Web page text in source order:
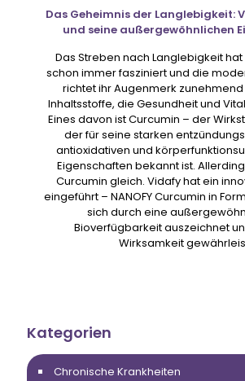
Das Geheimnis der Langlebigkeit:
und seine außergewöhnlichen
Das Streben nach Langlebigkeit
schon immer fasziniert und die
richtet ihr Augenmerk
Inhaltsstoffe, die Gesundheit und
Eines davon ist Curcumin – der
der für seine starken
antioxidativen und
Eigenschaften bekannt ist.
Curcumin gleich. Vidafy hat ein
eingeführt – NANOFY Curcumin in
sich durch eine
Bioverfügbarkeit auszeichnet
Wirksamkeit
Kategorien
Chronische Krankheiten